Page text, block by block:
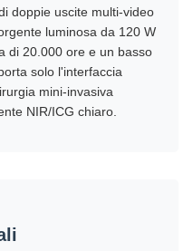
doppie uscite multi-video
luminosa da 120 W
di 20.000 ore e un basso
solo l'interfaccia
mini-invasiva
NIR/ICG chiaro.